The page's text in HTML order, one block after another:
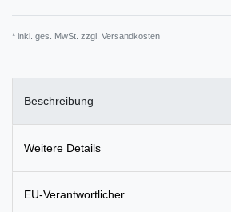
* inkl. ges. MwSt. zzgl. Versandkosten
Beschreibung
Weitere Details
EU-Verantwortlicher